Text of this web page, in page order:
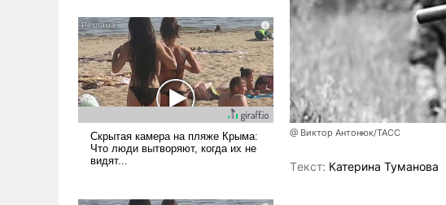
@ Виктор Антонюк/ТАСС
Tекст: Катерина Туманова